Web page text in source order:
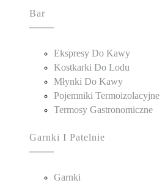
Bar
Ekspresy Do Kawy
Kostkarki Do Lodu
Młynki Do Kawy
Pojemniki Termoizolacyjne
Termosy Gastronomiczne
Garnki I Patelnie
Garnki